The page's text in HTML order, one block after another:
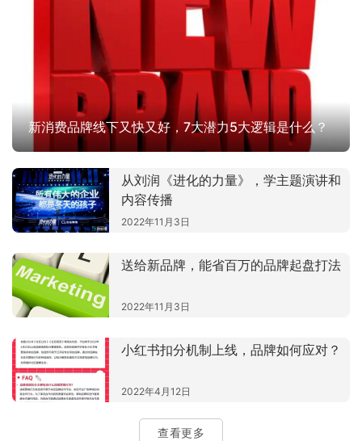
新消费品牌线下又快又好，7大潜力5大逻辑是什么？
从刘润《进化的力量》，学主题演讲和
内容传播
2022年11月3日
送给新品牌，能省百万的品牌起盘打法
2022年11月3日
小红书扣分机制上线，品牌如何应对？
2022年4月12日
查看更多